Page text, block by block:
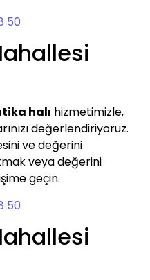
50
halı hizmetimizle,
değerlendiriyoruz.
ve değerini
veya değerini
geçin.
50